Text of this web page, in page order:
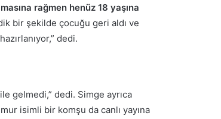
rağmen henüz 18 yaşına
bir şekilde çocuğu geri aldı ve
dedi.
gelmedi,” dedi. Simge ayrıca
isimli bir komşu da canlı yayına